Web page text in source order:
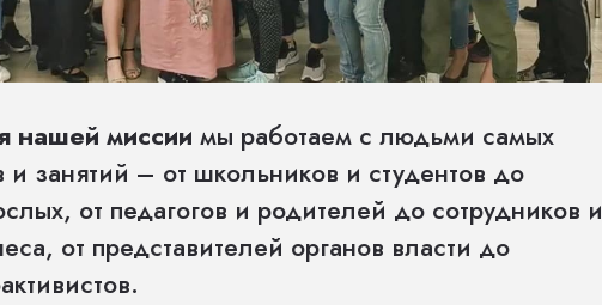
нашей миссии мы работаем с людьми самых
и занятий – от школьников и студентов до
от педагогов и родителей до сотрудников и
от представителей органов власти до